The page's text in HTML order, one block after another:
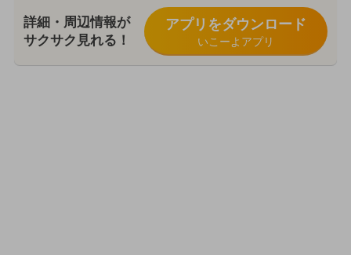
詳細・周辺情報が
サクサク見れる！
アプリをダウンロード
いこーよアプリ